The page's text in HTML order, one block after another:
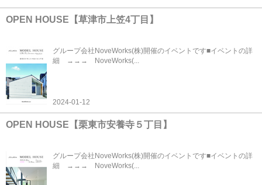
OPEN HOUSE【草津市上笠4丁目】
グループ会社NoveWorks(株)開催のイベントです■イベントの詳
細 →→→ NoveWorks(...
2024-01-12
OPEN HOUSE【栗東市安養寺５丁目】
グループ会社NoveWorks(株)開催のイベントです■イベントの詳
細 →→→ NoveWorks(...